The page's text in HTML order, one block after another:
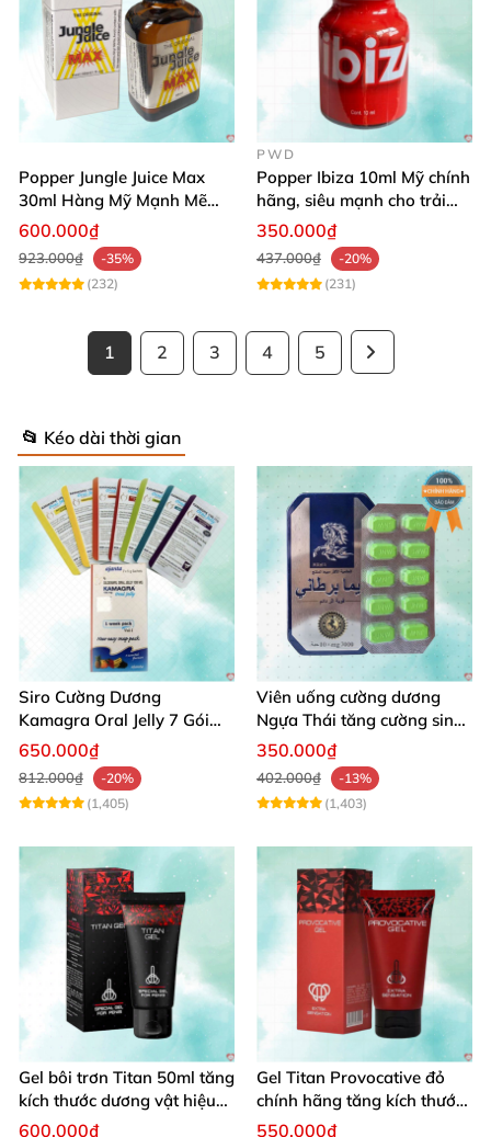
Popper Jungle Juice Max
30ml Hàng Mỹ Mạnh Mẽ
Tạo Khoái Cảm
600.000₫
923.000₫
-35%
(232)
PWD
Popper Ibiza 10ml Mỹ chính
hãng, siêu mạnh cho trải
nghiệm bùng nổ
350.000₫
437.000₫
-20%
(231)
1 2 3 4 5
📂 Kéo dài thời gian
Siro Cường Dương
Kamagra Oral Jelly 7 Gói
Hương Trái Cây Tăng
Cường Sinh Lý Nam
650.000₫
812.000₫
-20%
(1,405)
Viên uống cường dương
Ngựa Thái tăng cường sinh
lý nam hộp 10 viên
350.000₫
402.000₫
-13%
(1,403)
Gel bôi trơn Titan 50ml tăng
kích thước dương vật hiệu
quả
600.000₫
Gel Titan Provocative đỏ
chính hãng tăng kích thước
dương vật nam nhanh
550.000₫